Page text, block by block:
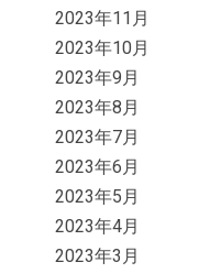
2023年11月
2023年10月
2023年9月
2023年8月
2023年7月
2023年6月
2023年5月
2023年4月
2023年3月